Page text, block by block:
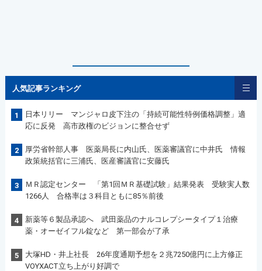
人気記事ランキング
1
日本リリー マンジャロ皮下注の「持続可能性特例価格調整」適
応に反発 高市政権のビジョンに整合せず
2
厚労省幹部人事 医薬局長に内山氏、医薬審議官に中井氏 情報
政策統括官に三浦氏、医産審議官に安藤氏
3
ＭＲ認定センター 「第1回ＭＲ基礎試験」結果発表 受験実人数
1266人 合格率は３科目ともに85％前後
4
新薬等６製品承認へ 武田薬品のナルコレプシータイプ１治療
薬・オーゼイフル錠など 第一部会が了承
5
大塚HD・井上社長 26年度通期予想を２兆7250億円に上方修正
VOYXACT立ち上がり好調で